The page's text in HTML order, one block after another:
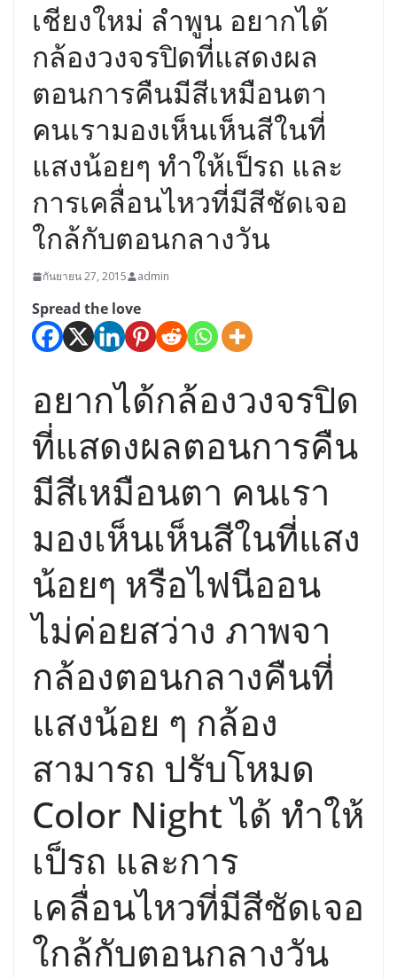
เชียงใหม่ ลำพูน อยากได้
กล้องวงจรปิดที่แสดงผล
ตอนการคืนมีสีเหมือนตา
คนเรามองเห็นเห็นสีในที่
แสงน้อยๆ ทำให้เป็รถ และ
การเคลื่อนไหวที่มีสีชัดเจอ
ใกล้กับตอนกลางวัน
กันยายน 27, 2015 admin
Spread the love
อยากได้กล้องวงจรปิด
ที่แสดงผลตอนการคืน
มีสีเหมือนตา คนเรา
มองเห็นเห็นสีในที่แสง
น้อยๆ หรือไฟนีออน
ไม่ค่อยสว่าง ภาพจา
กล้องตอนกลางคืนที่
แสงน้อย ๆ กล้อง
สามารถ ปรับโหมด
Color Night ได้ ทำให้
เป็รถ และการ
เคลื่อนไหวที่มีสีชัดเจอ
ใกล้กับตอนกลางวัน